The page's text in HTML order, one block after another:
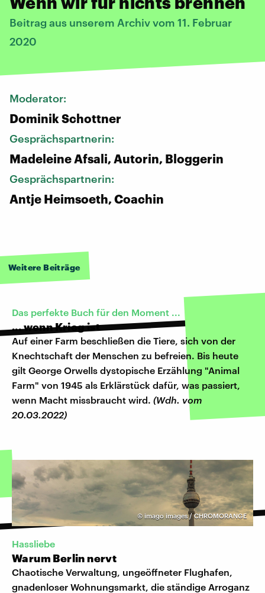
Beitrag aus unserem Archiv vom 11. Februar
2020
Moderator:
Dominik Schottner
Gesprächspartnerin:
Madeleine Afsali, Autorin, Bloggerin
Gesprächspartnerin:
Antje Heimsoeth, Coachin
Weitere Beiträge
Das perfekte Buch für den Moment ...
... wenn Krieg ist
Auf einer Farm beschließen die Tiere, sich von der
Knechtschaft der Menschen zu befreien. Bis heute
gilt George Orwells dystopische Erzählung "Animal
Farm" von 1945 als Erklärstück dafür, was passiert,
wenn Macht missbraucht wird. (Wdh. vom
20.03.2022)
© imago images / CHROMORANGE
Hassliebe
Warum Berlin nervt
Chaotische Verwaltung, ungeöffneter Flughafen,
gnadenloser Wohnungsmarkt, die ständige Arroganz